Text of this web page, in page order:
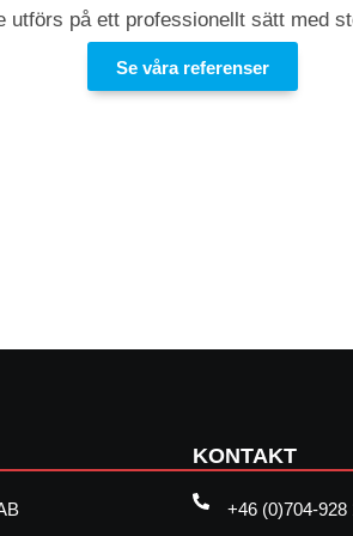
utförs på ett professionellt sätt med
Se våra referenser
KONTAKT
+46 (0)704-928